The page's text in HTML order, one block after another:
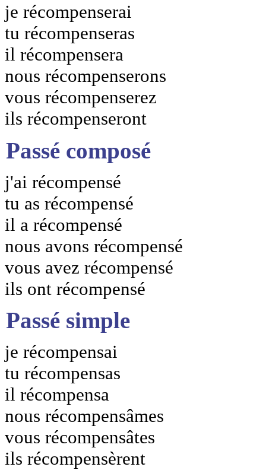
je récompenserai
tu récompenseras
il récompensera
nous récompenserons
vous récompenserez
ils récompenseront
Passé composé
j'ai récompensé
tu as récompensé
il a récompensé
nous avons récompensé
vous avez récompensé
ils ont récompensé
Passé simple
je récompensai
tu récompensas
il récompensa
nous récompensâmes
vous récompensâtes
ils récompensèrent